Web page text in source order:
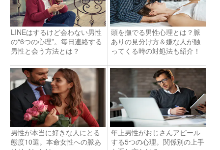
LINEはするけど会わない男性
の“6つの心理”。毎日連絡する
男性と会う方法とは？
頭を撫でる男性心理とは？脈
ありの見分け方＆嫌な人が触
ってくる時の対処法も紹介！
男性が本当に好きな人にとる
態度10選。本命女性への脈あ
年上男性がおじさんアピール
する5つの心理。関係別の上手